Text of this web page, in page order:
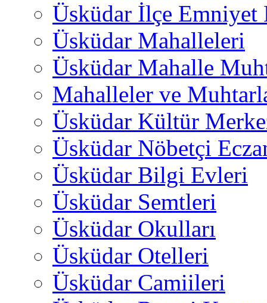
Üsküdar İlçe
Üsküdar Mahalleleri
Üsküdar Mahalle
Mahalleler ve
Üsküdar Kültür
Üsküdar Nöbetçi
Üsküdar Bilgi Evleri
Üsküdar Semtleri
Üsküdar Okulları
Üsküdar Otelleri
Üsküdar Camiileri